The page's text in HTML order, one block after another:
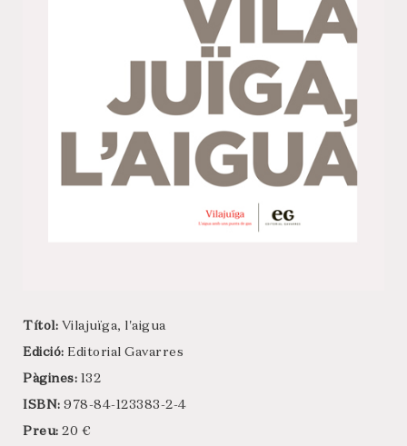
Títol: Vilajuïga, l'aigua
Edició: Editorial Gavarres
Pàgines: 132
ISBN: 978-84-123383-2-4
Preu: 20 €